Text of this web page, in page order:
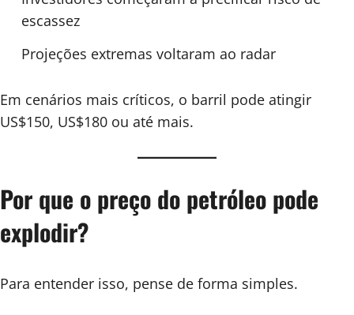
escassez
Projeções extremas voltaram ao radar
Em cenários mais críticos, o barril pode atingir
US$150, US$180 ou até mais.
Por que o preço do petróleo pode
explodir?
Para entender isso, pense de forma simples.